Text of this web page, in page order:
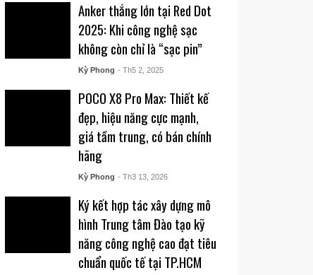
Anker thắng lớn tại Red Dot
2025: Khi công nghệ sạc
không còn chỉ là “sạc pin”
Kỳ Phong - Th5 2, 2025
POCO X8 Pro Max: Thiết kế
đẹp, hiệu năng cực mạnh,
giá tầm trung, có bán chính
hãng
Kỳ Phong - Th3 13, 2026
Ký kết hợp tác xây dựng mô
hình Trung tâm Đào tạo kỹ
năng công nghệ cao đạt tiêu
chuẩn quốc tế tại TP.HCM